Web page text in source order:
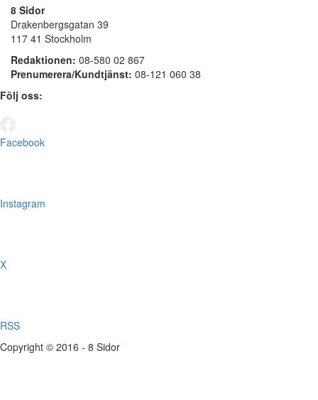
8 Sidor
Drakenbergsgatan 39
117 41 Stockholm
Redaktionen: 08-580 02 867
Prenumerera/Kundtjänst: 08-121 060 38
Följ oss:
Facebook
Instagram
X
RSS
Copyright © 2016 - 8 Sidor